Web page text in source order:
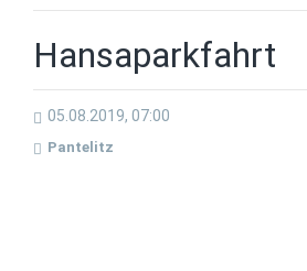
Hansaparkfahrt
05.08.2019, 07:00
Pantelitz